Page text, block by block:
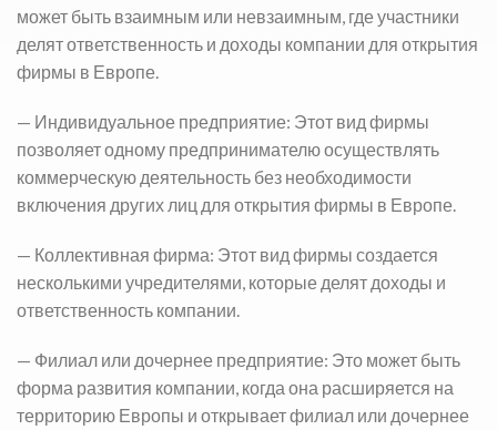
может быть взаимным или невзаимным, где участники
делят ответственность и доходы компании для открытия
фирмы в Европе.
— Индивидуальное предприятие: Этот вид фирмы
позволяет одному предпринимателю осуществлять
коммерческую деятельность без необходимости
включения других лиц для открытия фирмы в Европе.
— Коллективная фирма: Этот вид фирмы создается
несколькими учредителями, которые делят доходы и
ответственность компании.
— Филиал или дочернее предприятие: Это может быть
форма развития компании, когда она расширяется на
территорию Европы и открывает филиал или дочернее